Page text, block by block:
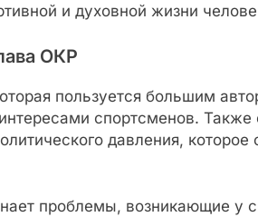
и духовной жизни
ОКР
пользуется большим
спортсменов.
давления,
проблемы, возникающие у